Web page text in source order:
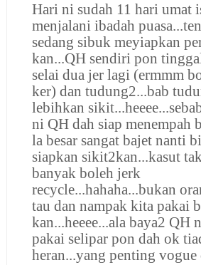
Hari ni sudah 11 hari umat
menjalani ibadah
sedang sibuk meyiapkan
kan...QH sendiri pon
selai dua jer lagi (ermmm
ker) dan tudung2...bab
lebihkan
ni QH dah siap menempah
la besar sangat bajet nanti
siapkan sikit2kan...kasut
banyak boleh jerk
recycle...hahaha...bukan
tau dan nampak kita pakai
kan...heeee...ala baya2 QH
pakai selipar pon dah ok
heran...yang penting vogue